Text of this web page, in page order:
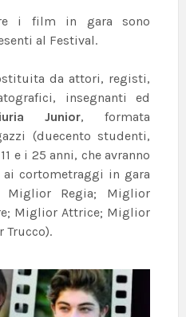
i film in gara sono
al Festival.
da attori, registi,
insegnanti ed
Junior, formata
(duecento studenti,
e i 25 anni, che avranno
cortometraggi in gara
Miglior Regia; Miglior
Miglior Attrice; Miglior
Trucco).